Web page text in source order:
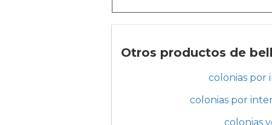
Otros productos de
colonias por
colonias por
colonias